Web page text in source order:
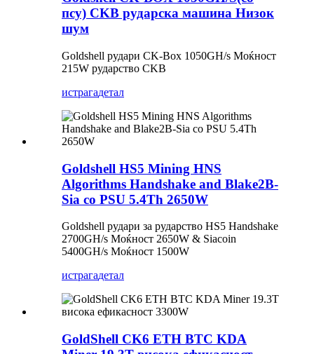
псу) CKB рударска машина Низок
шум
Goldshell рудари CK-Box 1050GH/s Моќност
215W рударство CKB
истрагадетал
Goldshell HS5 Mining HNS
Algorithms Handshake and Blake2B-
Sia со PSU 5.4Th 2650W
Goldshell рудари за рударство HS5 Handshake
2700GH/s Моќност 2650W & Siacoin
5400GH/s Моќност 1500W
истрагадетал
GoldShell CK6 ETH BTC KDA